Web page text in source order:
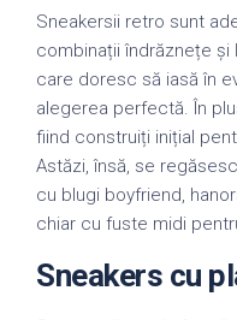
Sneakersii retro sunt
combinații îndrăznețe și
care doresc să iasă în
alegerea perfectă. În
fiind construiți inițial
Astăzi, însă, se
cu blugi boyfriend,
chiar cu fuste midi
Sneakers cu